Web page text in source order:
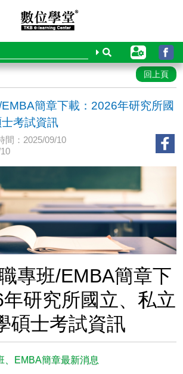
回上頁
簡章下載：2026年研究所國
考試資訊
間：2025/09/10
專班/EMBA簡章下
研究所國立、私立
碩士考試資訊
、EMBA簡章最新消息